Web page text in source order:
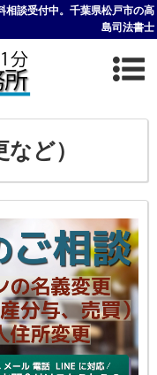
相談受付中。千葉県松戸市の高
島司法書士
ど）